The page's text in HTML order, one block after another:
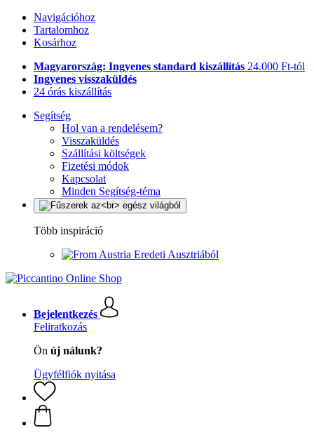
Navigációhoz
Tartalomhoz
Kosárhoz
Magyarország: Ingyenes standard kiszállítás 24.000 Ft-tól
Ingyenes visszaküldés
24 órás kiszállítás
Segítség
Hol van a rendelésem?
Visszaküldés
Szállítási költségek
Fizetési módok
Kapcsolat
Minden Segítség-téma
Több inspiráció
Eredeti Ausztriából
Bejelentkezés
Feliratkozás
Ön új nálunk?
Ügyfélfiók nyitása